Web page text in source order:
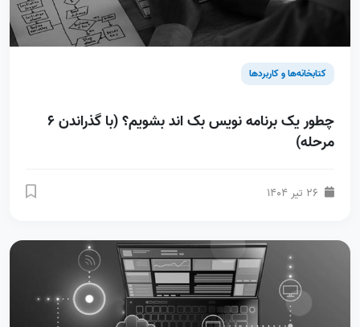
کتابخانه‌ها و کاربردها
چطور یک برنامه نویس بک اند بشویم؟ (با گذراندن 6
مرحله)